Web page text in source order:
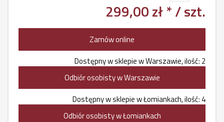
299,00 zł */ szt.
Zamów online
Dostępny w sklepie w Warszawie, ilość: 2
Odbiór osobisty w Warszawie
Dostępny w sklepie w Łomiankach, ilość: 4
Odbiór osobisty w Łomiankach